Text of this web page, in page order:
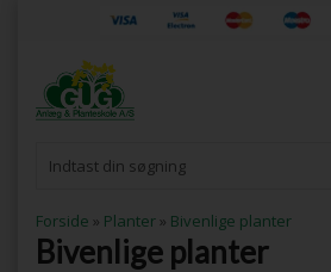
Forside » Planter » Bivenlige planter
Bivenlige planter